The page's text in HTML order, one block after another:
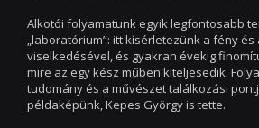
Alkotói folyamatunk egyik legfontosabb
„laboratórium”: itt kísérletezünk a fény és
viselkedésével, és gyakran évekig
mire az egy kész műben kiteljesedik.
tudomány és a művészet találkozási
példaképünk, Kepes György is tette.